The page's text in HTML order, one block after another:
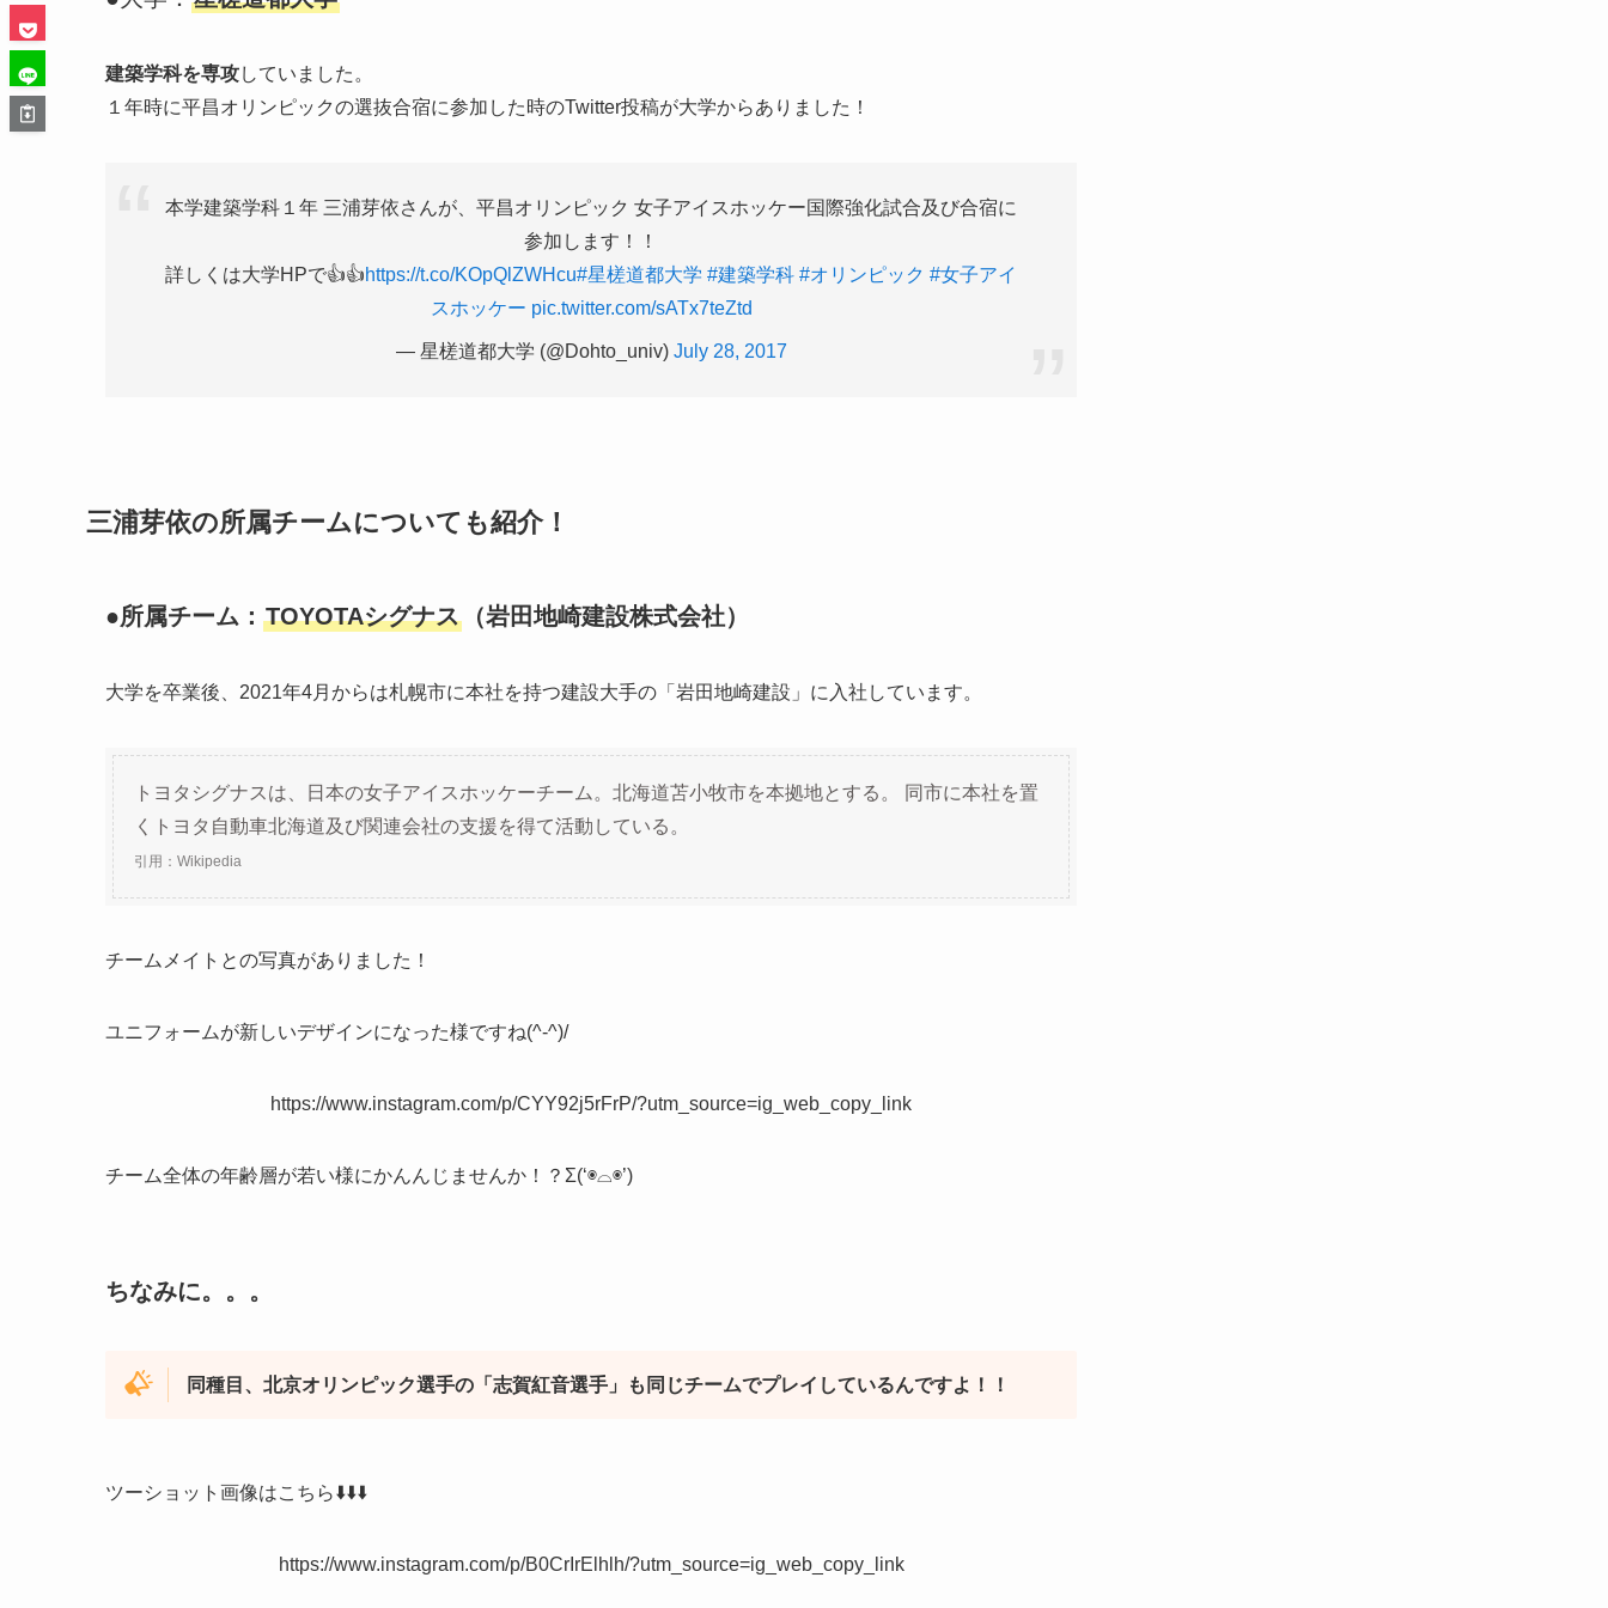
建築学科を専攻していました。
１年時に平昌オリンピックの選抜合宿に参加した時のTwitter投稿が大学からありました！
本学建築学科１年 三浦芽依さんが、平昌オリンピック 女子アイスホッケー国際強化試合及び合宿に
参加します！！
詳しくは大学HPで👍👍https://t.co/KOpQlZWHcu#星槎道都大学 #建築学科 #オリンピック #女子アイ
スホッケー pic.twitter.com/sATx7teZtd
— 星槎道都大学 (@Dohto_univ) July 28, 2017
三浦芽依の所属チームについても紹介！
●所属チーム： TOYOTAシグナス （岩田地崎建設株式会社）
大学を卒業後、2021年4月からは札幌市に本社を持つ建設大手の「岩田地崎建設」に入社しています。
トヨタシグナスは、日本の女子アイスホッケーチーム。北海道苫小牧市を本拠地とする。 同市に本社を置
くトヨタ自動車北海道及び関連会社の支援を得て活動している。
引用：Wikipedia
チームメイトとの写真がありました！
ユニフォームが新しいデザインになった様ですね(^-^)/
https://www.instagram.com/p/CYY92j5rFrP/?utm_source=ig_web_copy_link
チーム全体の年齢層が若い様にかんんじませんか！？Σ(‘◉⌓◉’)
ちなみに。。。
同種目、北京オリンピック選手の 「 志賀紅音選手」も同じチームでプレイしているんですよ！！
ツーショット画像はこちら⬇️⬇️⬇️
https://www.instagram.com/p/B0CrIrElhlh/?utm_source=ig_web_copy_link